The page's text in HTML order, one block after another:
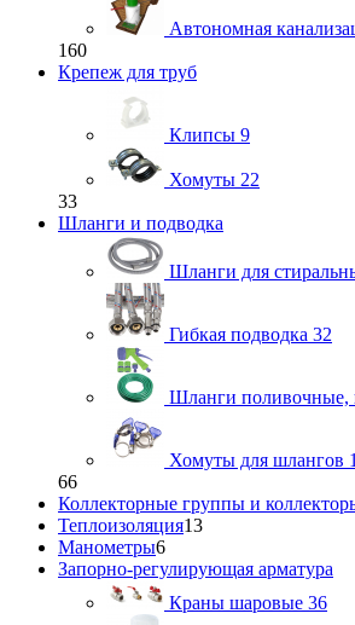
Автономная
160
Крепеж для труб
Клипсы 9
Хомуты 22
33
Шланги и подводка
Шланги для
Гибкая подводка 32
Шланги поливочные,
Хомуты для шлангов 1
66
Коллекторные группы и
Теплоизоляция13
Манометры6
Запорно-регулирующая арматура
Краны шаровые 36